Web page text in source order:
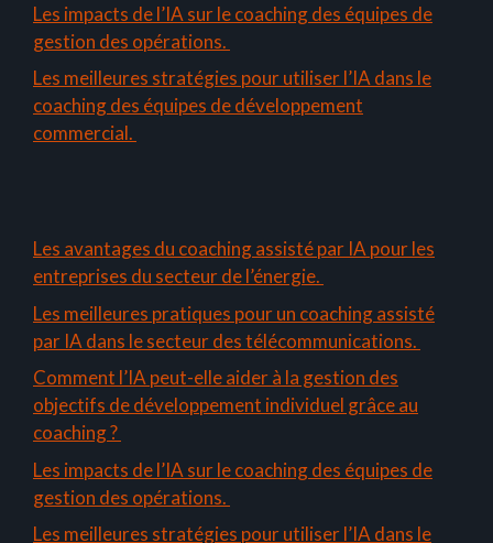
Les impacts de l’IA sur le coaching des équipes de
gestion des opérations.
Les meilleures stratégies pour utiliser l’IA dans le
coaching des équipes de développement
commercial.
Les avantages du coaching assisté par IA pour les
entreprises du secteur de l’énergie.
Les meilleures pratiques pour un coaching assisté
par IA dans le secteur des télécommunications.
Comment l’IA peut-elle aider à la gestion des
objectifs de développement individuel grâce au
coaching ?
Les impacts de l’IA sur le coaching des équipes de
gestion des opérations.
Les meilleures stratégies pour utiliser l’IA dans le